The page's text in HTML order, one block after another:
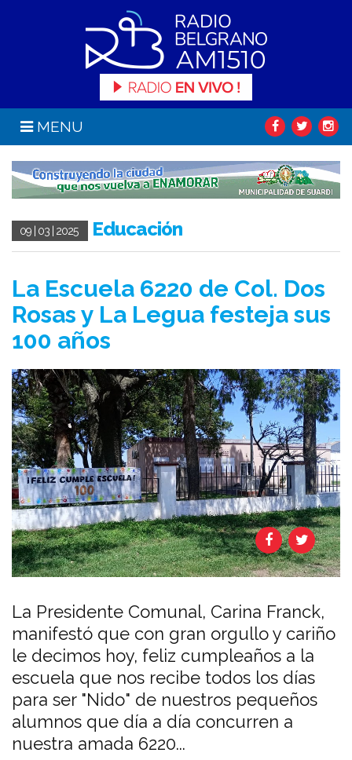
MENU
09 | 03 | 2025 Educación
La Escuela 6220 de Col. Dos
Rosas y La Legua festeja sus
100 años
La Presidente Comunal, Carina Franck,
manifestó que con gran orgullo y cariño
le decimos hoy, feliz cumpleaños a la
escuela que nos recibe todos los días
para ser "Nido" de nuestros pequeños
alumnos que día a día concurren a
nuestra amada 6220...